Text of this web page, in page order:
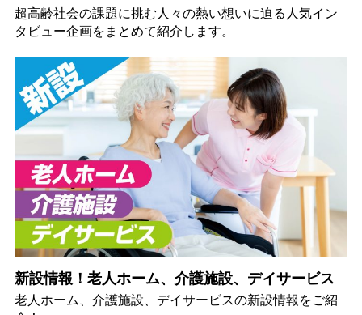
超高齢社会の課題に挑む人々の熱い想いに迫る人気イン
タビュー企画をまとめて紹介します。
新設情報！老人ホーム、介護施設、デイサービス
老人ホーム、介護施設、デイサービスの新設情報をご紹